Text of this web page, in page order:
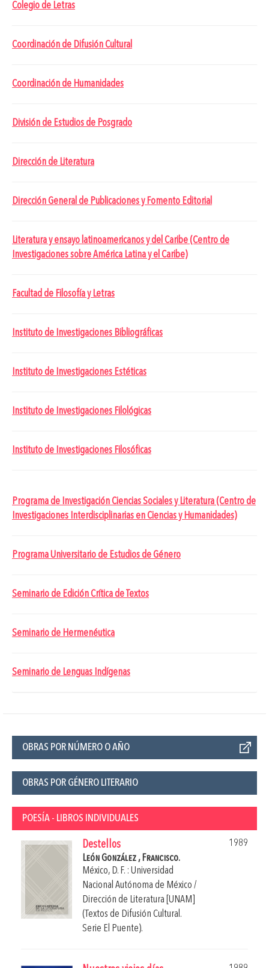
Colegio de Letras
Coordinación de Difusión Cultural
Coordinación de Humanidades
División de Estudios de Posgrado
Dirección de Literatura
Dirección General de Publicaciones y Fomento Editorial
Literatura y ensayo latinoamericanos y del Caribe (Centro de
Investigaciones sobre América Latina y el Caribe)
Facultad de Filosofía y Letras
Instituto de Investigaciones Bibliográficas
Instituto de Investigaciones Estéticas
Instituto de Investigaciones Filológicas
Instituto de Investigaciones Filosóficas
Programa de Investigación Ciencias Sociales y Literatura (Centro de
Investigaciones Interdisciplinarias en Ciencias y Humanidades)
Programa Universitario de Estudios de Género
Seminario de Edición Crítica de Textos
Seminario de Hermenéutica
Seminario de Lenguas Indígenas
OBRAS POR NÚMERO O AÑO
OBRAS POR GÉNERO LITERARIO
POESÍA - LIBROS INDIVIDUALES
Destellos
1989
León González , Francisco.
México, D. F. : Universidad
Nacional Autónoma de México /
Dirección de Literatura [UNAM]
(Textos de Difusión Cultural.
Serie El Puente).